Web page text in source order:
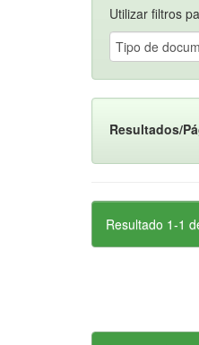
Utilizar filtros
Resultados/
Resultado 1-1